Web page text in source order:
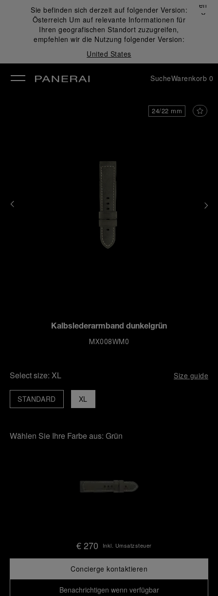
Sie befinden sich derzeit auf folgender Version:
Österreich Um auf relevante Informationen für
Ihren geografischen Standort zuzugreifen,
empfehlen wir die Nutzung folgender Version:
United States
Schließen
✕
SucheWarenkorb 0
24/22 mm
Kalbslederarmband dunkelgrün
MX008WM0
Select size: XL Size guide
XL
STANDARD
Wählen Sie Ihre Farbe aus: Grün
€ 270 Inkl. Umsatzsteuer
Concierge kontaktieren
Benachrichtigen wenn verfügbar